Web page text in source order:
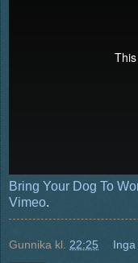
Bring Your Dog To
Vimeo.
Gunnika kl. 22:25